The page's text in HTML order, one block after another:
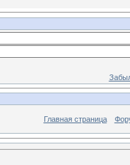
Главная страница